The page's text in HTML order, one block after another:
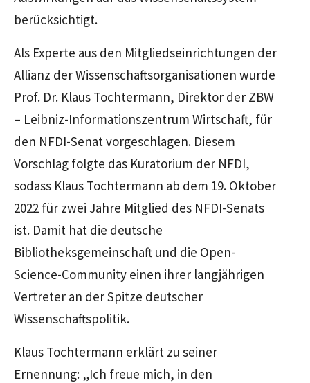
berücksichtigt.
Als Experte aus den Mitgliedseinrichtungen der
Allianz der Wissenschaftsorganisationen wurde
Prof. Dr. Klaus Tochtermann, Direktor der ZBW
– Leibniz-Informationszentrum Wirtschaft, für
den NFDI-Senat vorgeschlagen. Diesem
Vorschlag folgte das Kuratorium der NFDI,
sodass Klaus Tochtermann ab dem 19. Oktober
2022 für zwei Jahre Mitglied des NFDI-Senats
ist. Damit hat die deutsche
Bibliotheksgemeinschaft und die Open-
Science-Community einen ihrer langjährigen
Vertreter an der Spitze deutscher
Wissenschaftspolitik.
Klaus Tochtermann erklärt zu seiner
Ernennung: „Ich freue mich, in den